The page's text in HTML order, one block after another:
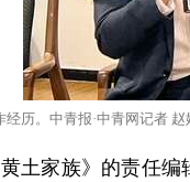
历。中青报·中青网记者 赵
土家族》的责任